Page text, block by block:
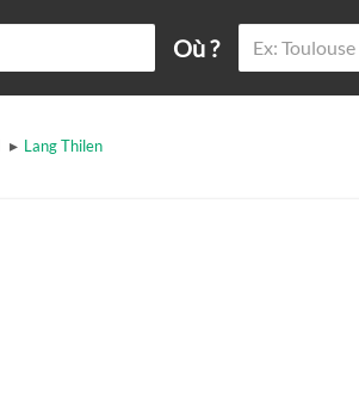
Où ?
▸ Lang Thilen